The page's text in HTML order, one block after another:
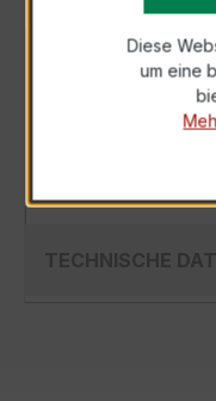
BESCHREIBUNG
Der
Kl.0,5 ist ein
TECHNISCHE
Diese
um eine